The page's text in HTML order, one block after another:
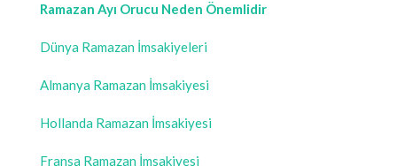
Ramazan Ayı Orucu Neden Önemlidir
Dünya Ramazan İmsakiyeleri
Almanya Ramazan İmsakiyesi
Hollanda Ramazan İmsakiyesi
Fransa Ramazan İmsakiyesi